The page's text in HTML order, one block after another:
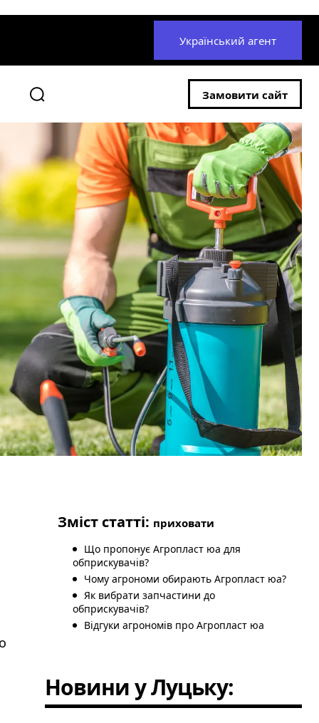
Український агент
Замовити сайт
Зміст статті: приховати
Що пропонує Агропласт юа для
обприскувачів?
Чому агрономи обирають Агропласт юа?
Як вибрати запчастини до
обприскувачів?
Відгуки агрономів про Агропласт юа
Новини у Луцьку: